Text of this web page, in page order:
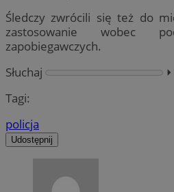
Śledczy zwrócili się też do
zastosowanie wobec
zapobiegawczych.
Słuchaj
⏵︎
Tagi:
policja
Udostępnij